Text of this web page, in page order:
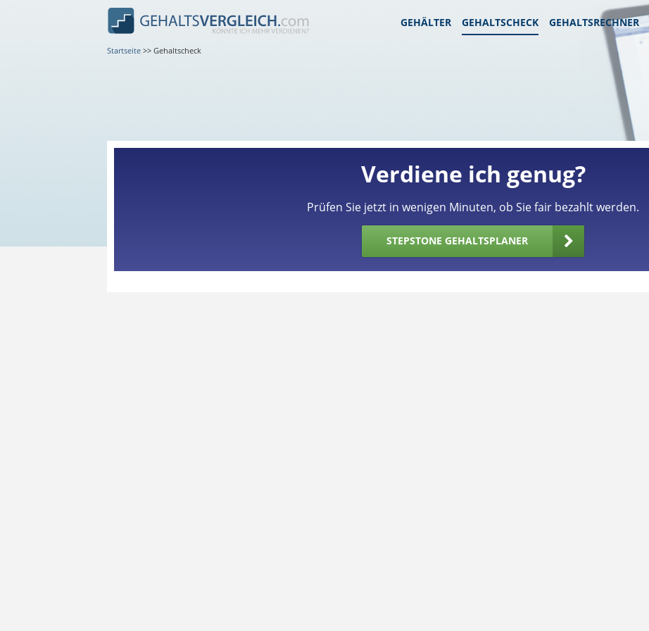
GEHÄLTER GEHALTSCHECK GEHALTSRECHNER
Startseite >> Gehaltscheck
Verdiene ich genug?
Prüfen Sie jetzt in wenigen Minuten, ob Sie fair bezahlt werden.
STEPSTONE GEHALTSPLANER